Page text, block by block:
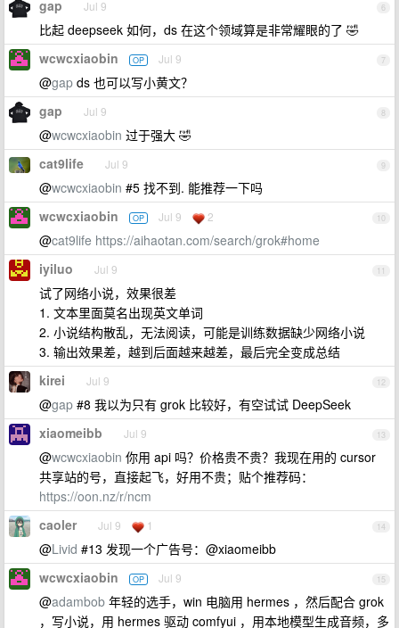
6
gap Jul 9
比起 deepseek 如何，ds 在这个领域算是非常耀眼的了 🤣
7
wcwcxiaobin OP Jul 9
@gap ds 也可以写小黄文？
8
gap Jul 9
@wcwcxiaobin 过于强大 🤣
9
cat9life Jul 9
@wcwcxiaobin #5 找不到. 能推荐一下吗
10
wcwcxiaobin OP Jul 9 2
@cat9life https://aihaotan.com/search/grok#home
11
iyiluo Jul 9
试了网络小说，效果很差
1. 文本里面莫名出现英文单词
2. 小说结构散乱，无法阅读，可能是训练数据缺少网络小说
3. 输出效果差，越到后面越来越差，最后完全变成总结
12
kirei Jul 9
@gap #8 我以为只有 grok 比较好，有空试试 DeepSeek
13
xiaomeibb Jul 9
@wcwcxiaobin 你用 api 吗？价格贵不贵？我现在用的 cursor
共享站的号，直接起飞，好用不贵；贴个推荐码：
https://oon.nz/r/ncm
14
caoler Jul 9 1
@Livid #13 发现一个广告号：@xiaomeibb
15
wcwcxiaobin OP Jul 9
@adambob 年轻的选手，win 电脑用 hermes ，然后配合 grok
，写小说，用 hermes 驱动 comfyui ，用本地模型生成音频，多